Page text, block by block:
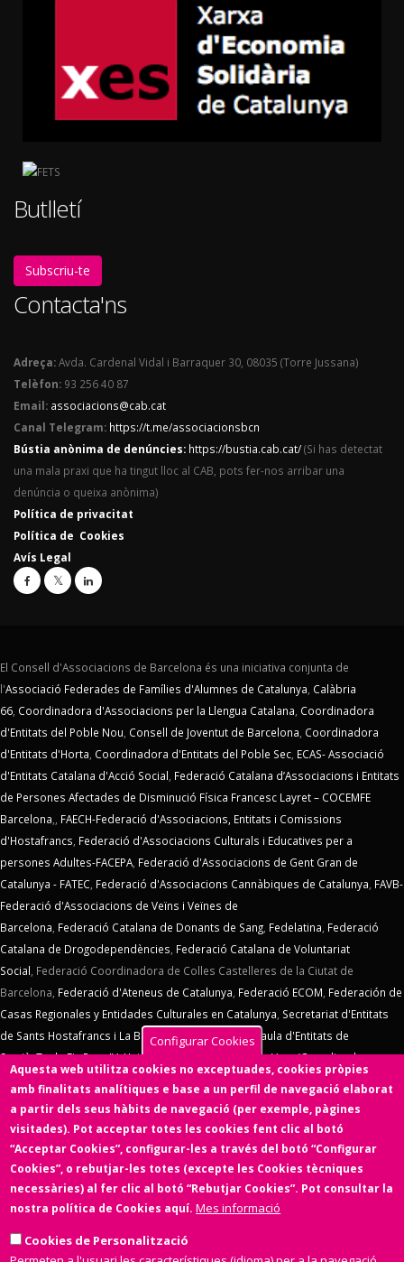
Butlletí
Subscriu-te
Contacta'ns
Adreça:Avda. Cardenal Vidal i Barraquer 30, 08035 (Torre Jussana)
Telèfon: 93 256 40 87
Email: associacions@cab.cat
Canal Telegram: https://t.me/associacionsbcn
Bústia anònima de denúncies: https://bustia.cab.cat/(Si has detectat
una mala praxi que ha tingut lloc al CAB, pots fer-nos arribar una
denúncia o queixa anònima)
Política de privacitat
Política de Cookies
Avís Legal
El Consell d'Associacions de Barcelona és una iniciativa conjunta de
l'Associació Federades de Famílies d'Alumnes de Catalunya Calàbria
66 Coordinadora d'Associacions per la Llengua Catalana Coordinadora
d'Entitats del Poble Nou Consell de Joventut de Barcelona Coordinadora
d'Entitats d'Horta Coordinadora d'Entitats del Poble Sec ECAS- Associació
d'Entitats Catalana d'Acció Social Federació Catalana d’Associacions i Entitats
de Persones Afectades de Disminució Física Francesc Layret – COCEMFE
Barcelona
FAECH-Federació d'Associacions, Entitats i Comissions
d'Hostafrancs Federació d'Associacions Culturals i Educatives per a
persones Adultes-FACEPA Federació d'Associacions de Gent Gran de
Catalunya - FATEC Federació d'Associacions Cannàbiques de Catalunya FAVB-
Federació d'Associacions de Veïns i Veïnes de
Barcelona Federació Catalana de Donants de Sang Fedelatina Federació
Catalana de Drogodependències Federació Catalana de Voluntariat
Social Federació Coordinadora de Colles Castelleres de la Ciutat de
Barcelona, Federació d'Ateneus de Catalunya Federació ECOM Federación de
Casas Regionales y Entidades Culturales en Catalunya Secretariat d'Entitats
de Sants Hostafrancs i La Bordeta, SOS Racisme
Taula d'Entitats de
Sarrià,Taula Eix Pere IV,Unió d'Entitats de La Marina,Vern (Coordinadora
d'Entitats de La Verneda)
Xarxa d'Economia Solidària
Consell d'Associacions de Barcelona manté un conveni de col·laboració amb
Ens de l'Asociacionisme Cultural - ENS
Coordinadora Catalana de
Fundacions. El Consell d'Associacions de Barcelona és membre deXarxa
d'Economia Solidària,FETS – Finançament Ètic i Solidari,Associació
SinergiaTIC,Coop57i deFiare
Aquesta web ha estat desenvolupada per una entitat de l'Economia
Social i Solidària,
Configurar Cookies
Aquesta web utilitza cookies no exceptuades, cookies pròpies
amb finalitats analítiques e base a un perfil de navegació elaborat
a partir dels seus hàbits de navegació (per exemple, pàgines
visitades). Pot acceptar totes les cookies fent clic al botó
“Acceptar Cookies”, configurar-les a través del botó “Configurar
Cookies”, o rebutjar-les totes (excepte les Cookies tècniques
necessàries) al fer clic al botó “Rebutjar Cookies”. Pot consultar la
nostra política de Cookies aquí. Mes informació
Cookies de Personalització